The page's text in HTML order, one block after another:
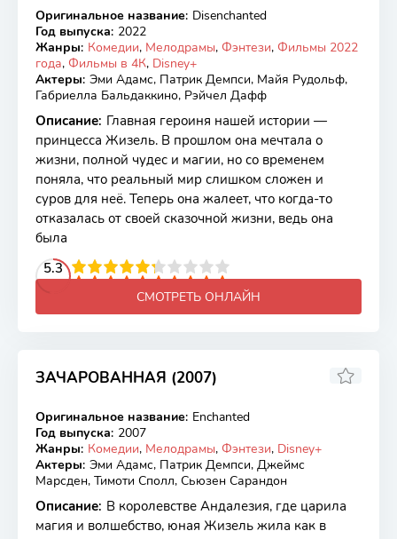
WEB-DL
Оригинальное название: Disenchanted
Год выпуска: 2022
Жанры: Комедии, Мелодрамы, Фэнтези, Фильмы 2022
года, Фильмы в 4К, Disney+
Актеры: Эми Адамс, Патрик Демпси, Майя Рудольф,
Габриелла Бальдаккино, Рэйчел Дафф
Описание: Главная героиня нашей истории —
принцесса Жизель. В прошлом она мечтала о
жизни, полной чудес и магии, но со временем
поняла, что реальный мир слишком сложен и
суров для неё. Теперь она жалеет, что когда-то
отказалась от своей сказочной жизни, ведь она
была
5.3
4 5 6 7 8 9 10
СМОТРЕТЬ ОНЛАЙН
ЗАЧАРОВАННАЯ (2007)
WEB-DLRip
7.03 7.1
Оригинальное название: Enchanted
Год выпуска: 2007
Жанры: Комедии, Мелодрамы, Фэнтези, Disney+
Актеры: Эми Адамс, Патрик Демпси, Джеймс
Марсден, Тимоти Сполл, Сьюзен Сарандон
Описание: В королевстве Андалезия, где царила
магия и волшебство, юная Жизель жила как в